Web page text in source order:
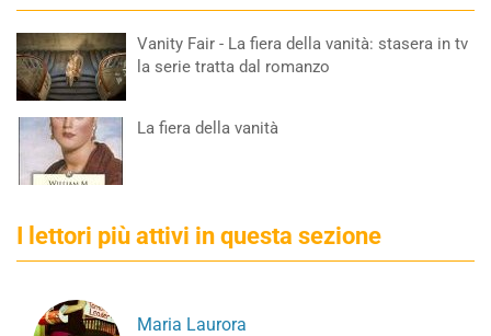
Vanity Fair - La fiera della vanità: stasera in tv
la serie tratta dal romanzo
La fiera della vanità
I lettori più attivi in questa sezione
Maria Laurora